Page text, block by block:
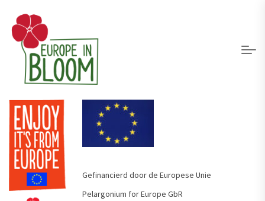
Gefinancierd door de Europese Unie
Pelargonium for Europe GbR